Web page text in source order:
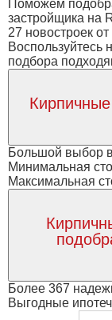
Поможем
застройщика на
27 новостроек
Воспользуйтесь
подбора
Большой выбор
Минимальная
Максимальная
Более 367
Выгодные